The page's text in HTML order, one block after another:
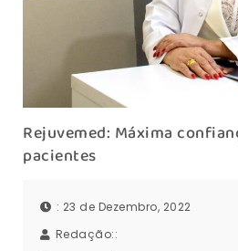
Rejuvemed: Máxima
pacientes
: 23 de Dezembro, 2022
Redação::